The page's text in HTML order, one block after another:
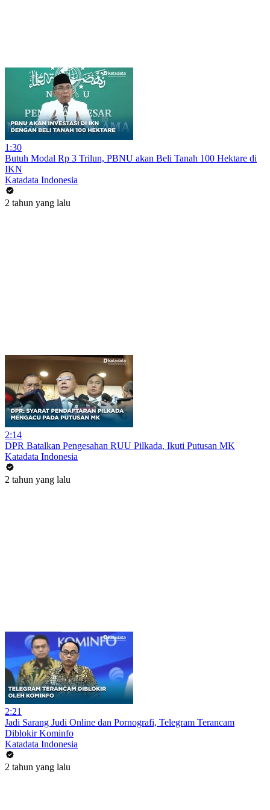
1:30
Butuh Modal Rp 3 Trilun, PBNU akan Beli Tanah 100 Hektare di
IKN
Katadata Indonesia
2 tahun yang lalu
2:14
DPR Batalkan Pengesahan RUU Pilkada, Ikuti Putusan MK
Katadata Indonesia
2 tahun yang lalu
2:21
Jadi Sarang Judi Online dan Pornografi, Telegram Terancam
Diblokir Kominfo
Katadata Indonesia
2 tahun yang lalu